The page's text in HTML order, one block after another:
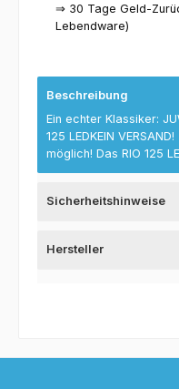
⇒ 30 Tage Geld-
Lebendware)
Beschreibung
Ein echter Klassiker:
125 LEDKEIN
möglich! Das RIO 125
Sicherheitshinweise
Hersteller